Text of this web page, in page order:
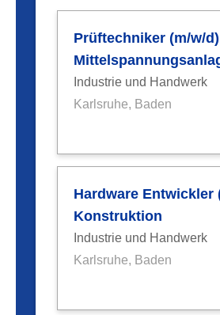
Prüftechniker (m/w/
Industrie und Handwerk
Karlsruhe, Baden
Hardware Entwickler
Konstruktion
Industrie und Handwerk
Karlsruhe, Baden